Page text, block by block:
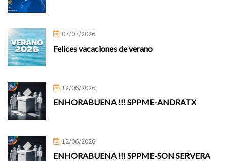
07/07/2026
Felices vacaciones de verano
12/06/2026
ENHORABUENA !!! SPPME-ANDRATX
12/06/2026
ENHORABUENA !!! SPPME-SON SERVERA